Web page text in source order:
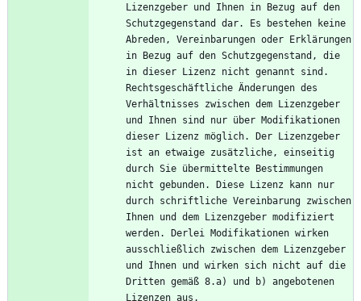
Lizenzgeber und Ihnen in Bezug auf den
Schutzgegenstand dar. Es bestehen keine
Abreden, Vereinbarungen oder Erklärungen
in Bezug auf den Schutzgegenstand, die
in dieser Lizenz nicht genannt sind.
Rechtsgeschäftliche Änderungen des
Verhältnisses zwischen dem Lizenzgeber
und Ihnen sind nur über Modifikationen
dieser Lizenz möglich. Der Lizenzgeber
ist an etwaige zusätzliche, einseitig
durch Sie übermittelte Bestimmungen
nicht gebunden. Diese Lizenz kann nur
durch schriftliche Vereinbarung zwischen
Ihnen und dem Lizenzgeber modifiziert
werden. Derlei Modifikationen wirken
ausschließlich zwischen dem Lizenzgeber
und Ihnen und wirken sich nicht auf die
Dritten gemäß 8.a) und b) angebotenen